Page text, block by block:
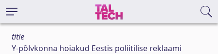
title
Y-põlvkonna hoiakud Eestis poliitilise reklaami